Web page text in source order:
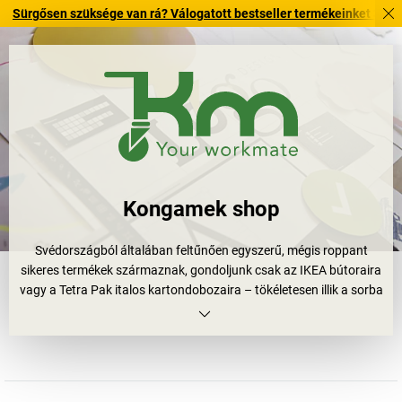
szüksége van rá? Válogatott bestseller termékeinket 3–4
Kongamek shop
Svédországból általában feltűnően egyszerű, mégis roppant
sikeres termékek származnak, gondoljunk csak az IKEA bútoraira
vagy a Tetra Pak italos kartondobozaira – tökéletesen illik a sorba
a Konga Mekaniska Verkstadt AB, amely a szállítástechnológiai